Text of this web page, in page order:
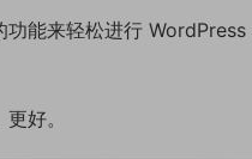
能来轻松进行
好。